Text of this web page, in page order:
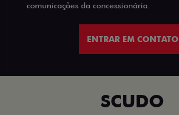
comunicações da concessionária.
ENTRAR EM CONTATO
SCUDO